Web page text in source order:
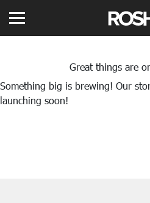
Great things are
Something big is brewing! Our
launching soon!